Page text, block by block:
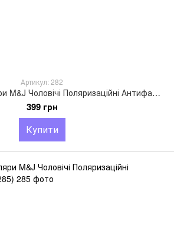
Артикул: 282
Сонцезахисні окуляри M&J Чоловічі Поляризаційні Антифара чорний (282)
399 грн
Купити